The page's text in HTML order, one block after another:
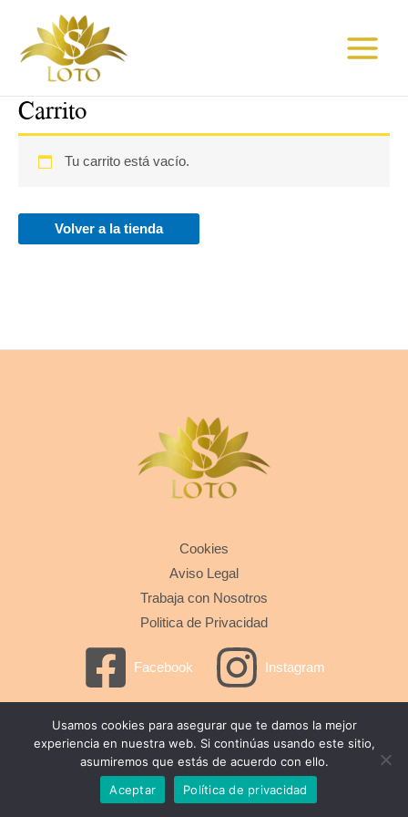
contenido
Menu
Carrito
Tu carrito está vacío.
Volver a la tienda
Cookies
Aviso Legal
Trabaja con Nosotros
Politica de Privacidad
Facebook Instagram
Copyright © 2026 Loto S | Todos los derechos Reservados
Usamos cookies para asegurar que te damos la mejor
experiencia en nuestra web. Si continúas usando este sitio,
asumiremos que estás de acuerdo con ello.
Aceptar
Política de privacidad